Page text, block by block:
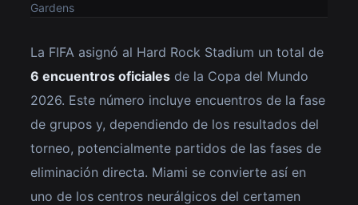
Gardens
La FIFA asignó al Hard Rock Stadium un total de
6 encuentros oficiales de la Copa del Mundo
2026. Este número incluye encuentros de la fase
de grupos y, dependiendo de los resultados del
torneo, potencialmente partidos de las fases de
eliminación directa. Miami se convierte así en
uno de los centros neurálgicos del certamen